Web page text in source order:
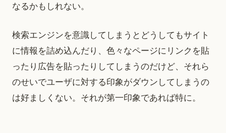
なるかもしれない。
検索エンジンを意識してしまうとどうしてもサイト
に情報を詰め込んだり、色々なページにリンクを貼
ったり広告を貼ったりしてしまうのだけど、それら
のせいでユーザに対する印象がダウンしてしまうの
は好ましくない。それが第一印象であれば特に。